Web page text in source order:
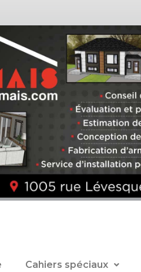
Cahiers spéciaux